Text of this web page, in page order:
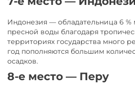
Индонезия — обладательница 6 %
пресной воды благодаря
территориях государства много
год пополняются большим
осадков.
8-е место — Перу